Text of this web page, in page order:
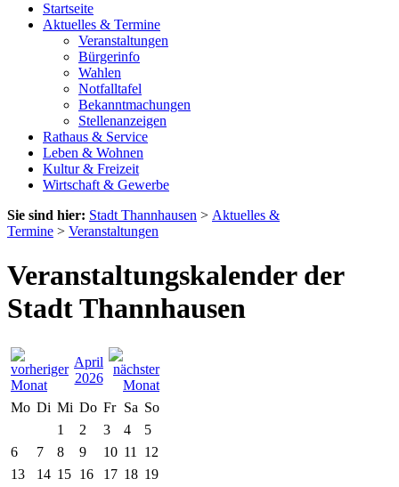
Startseite
Aktuelles & Termine
Veranstaltungen
Bürgerinfo
Wahlen
Notfalltafel
Bekanntmachungen
Stellenanzeigen
Rathaus & Service
Leben & Wohnen
Kultur & Freizeit
Wirtschaft & Gewerbe
Sie sind hier: Stadt Thannhausen > Aktuelles &
Termine > Veranstaltungen
Veranstaltungskalender der
Stadt Thannhausen
April
2026
Mo Di Mi Do Fr Sa So
1
2 3 4
5
6
7 8 9 10 11
12
13
14 15 16 17 18 19